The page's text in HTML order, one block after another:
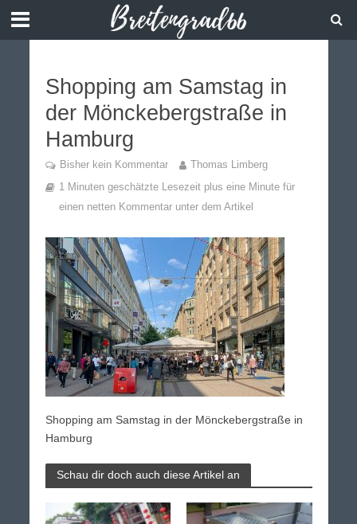
Shopping am Samstag in
der Mönckebergstraße in
Hamburg
Bisher kein Kommentar
Thomas Limberg
1 Minuten geschätzte Lesezeit plus eine Minute für
einen netten Kommentar unter dem Artikel
Shopping am Samstag in der Mönckebergstraße in
Hamburg
Schau dir doch auch diese Artikel an